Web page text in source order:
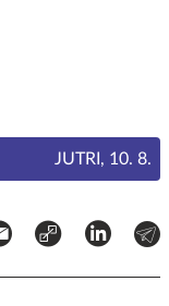
JUTRI, 10. 8.